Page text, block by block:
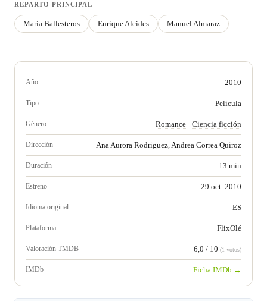
REPARTO PRINCIPAL
María Ballesteros Enrique Alcides Manuel Almaraz
Año 2010
Tipo Película
Género Romance · Ciencia ficción
Dirección Ana Aurora Rodriguez, Andrea Correa Quiroz
Duración 13 min
Estreno 29 oct. 2010
Idioma original ES
Plataforma FlixOlé
Valoración TMDB 6,0 / 10 (1 votos)
IMDb Ficha IMDb →